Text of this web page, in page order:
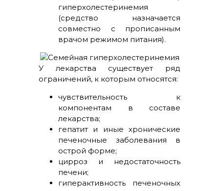
гиперхолестеринемия
(средство назначается
совместно с прописанным
врачом режимом питания).
У лекарства существует ряд
ограничений, к которым относятся:
чувствительность к
компонентам в составе
лекарства;
гепатит и иные хронические
печеночные заболевания в
острой форме;
цирроз и недостаточность
печени;
гиперактивность печеночных